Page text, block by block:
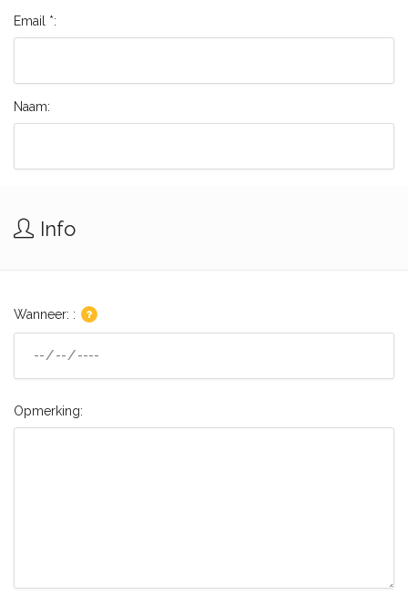
Email *:
Naam:
Info
Wanneer: :
Opmerking: